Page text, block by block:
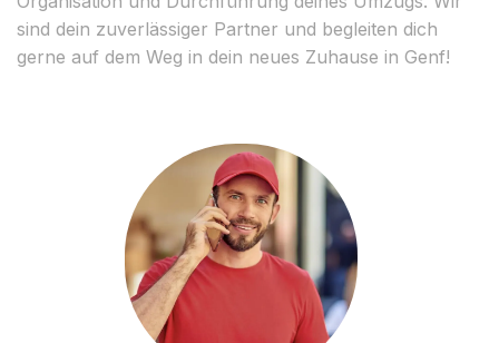
sind dein zuverlässiger Partner und begleiten dich
gerne auf dem Weg in dein neues Zuhause in Genf!